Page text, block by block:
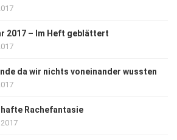
2017 – Im Heft geblättert
da wir nichts voneinander wussten
Rachefantasie
2017